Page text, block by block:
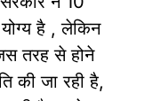
है , लेकिन
तरह से होने
की जा रही है,